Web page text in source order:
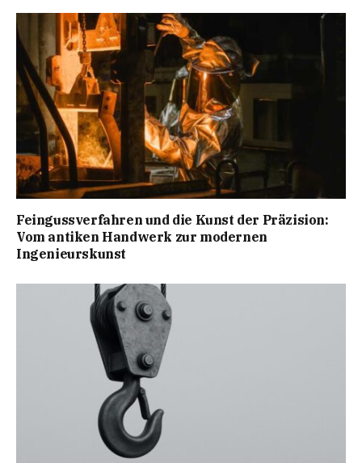
Feingussverfahren und die Kunst der Präzision:
Vom antiken Handwerk zur modernen
Ingenieurskunst